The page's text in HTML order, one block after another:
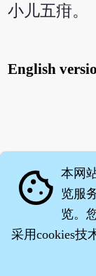
小儿五疳。
English
cookie 本网
览服
览。
采用cookies技